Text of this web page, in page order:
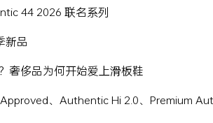
44 2026 联名系列
新品
奢侈品为何开始爱上滑板鞋
、Authentic Hi 2.0、Premium